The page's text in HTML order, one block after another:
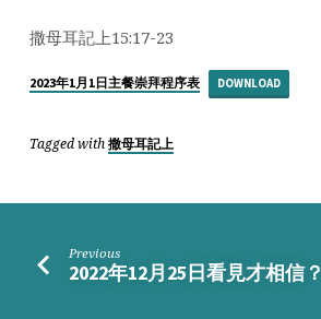
從
撒母耳記上15:17-23
2023年1月1日主餐崇拜程序表 DOWNLOAD
Tagged with 撒母耳記上
Previous
2022年12月25日看見才相信？